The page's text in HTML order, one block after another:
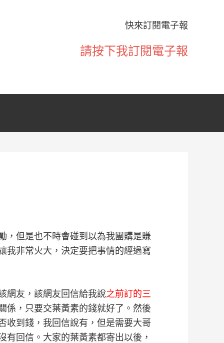
快來訂閱電子報
請按下我訂閱電子報
，但是也不時會碰到以為我團購是賺
我非常火大，決定要把事情的經過寫
網友，該網友回信給我說之前訂的三
係，只要交葉黃素的錢就好了。然後
收到錢，我回信說有，但是需要大哥
回信。大家的葉黃素都寄出以後，